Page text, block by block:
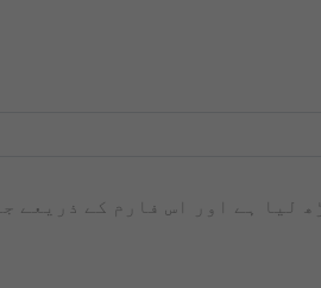
لیا ہے اور اس فارم کے ذریعے